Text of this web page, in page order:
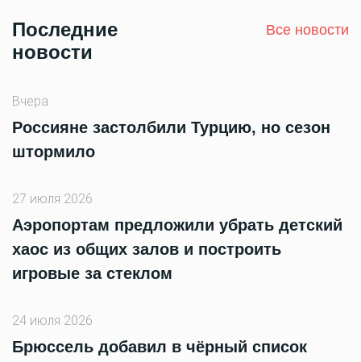
Последние
новости
Все новости
Вчера
Россияне застолбили Турцию, но сезон
штормило
27 июля 2026
Аэропортам предложили убрать детский
хаос из общих залов и построить
игровые за стеклом
24 июля 2026
Брюссель добавил в чёрный список